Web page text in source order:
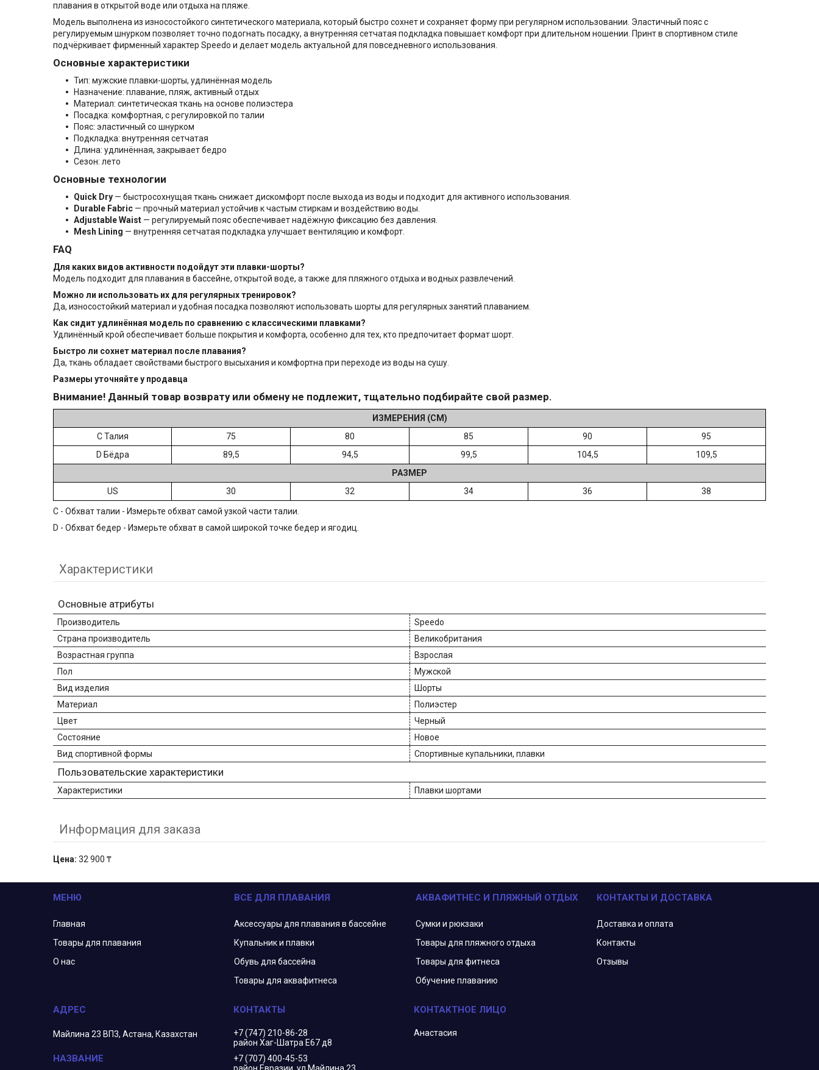
плавания в открытой воде или отдыха на пляже.
Модель выполнена из износостойкого синтетического материала, который быстро сохнет и сохраняет форму при регулярном использовании. Эластичный пояс с
регулируемым шнурком позволяет точно подогнать посадку, а внутренняя сетчатая подкладка повышает комфорт при длительном ношении. Принт в спортивном стиле
подчёркивает фирменный характер Speedo и делает модель актуальной для повседневного использования.
Основные характеристики
Тип: мужские плавки-шорты, удлинённая модель
Назначение: плавание, пляж, активный отдых
Материал: синтетическая ткань на основе полиэстера
Посадка: комфортная, с регулировкой по талии
Пояс: эластичный со шнурком
Подкладка: внутренняя сетчатая
Длина: удлинённая, закрывает бедро
Сезон: лето
Основные технологии
Quick Dry — быстросохнущая ткань снижает дискомфорт после выхода из воды и подходит для активного использования.
Durable Fabric — прочный материал устойчив к частым стиркам и воздействию воды.
Adjustable Waist — регулируемый пояс обеспечивает надёжную фиксацию без давления.
Mesh Lining — внутренняя сетчатая подкладка улучшает вентиляцию и комфорт.
FAQ
Для каких видов активности подойдут эти плавки-шорты?
Модель подходит для плавания в бассейне, открытой воде, а также для пляжного отдыха и водных развлечений.
Можно ли использовать их для регулярных тренировок?
Да, износостойкий материал и удобная посадка позволяют использовать шорты для регулярных занятий плаванием.
Как сидит удлинённая модель по сравнению с классическими плавками?
Удлинённый крой обеспечивает больше покрытия и комфорта, особенно для тех, кто предпочитает формат шорт.
Быстро ли сохнет материал после плавания?
Да, ткань обладает свойствами быстрого высыхания и комфортна при переходе из воды на сушу.
Размеры уточняйте у продавца
Внимание! Данный товар возврату или обмену не подлежит, тщательно подбирайте свой размер.
ИЗМЕРЕНИЯ (СМ)
C Талия
75 80 85 90
95
D Бёдра
89,5 94,5 99,5 104,5
109,5
РАЗМЕР
US
30 32 34 36 38
C - Обхват талии - Измерьте обхват самой узкой части талии.
D - Обхват бедер - Измерьте обхват в самой широкой точке бедер и ягодиц.
Характеристики
Основные атрибуты
Производитель
Speedo
Страна производитель
Великобритания
Возрастная группа
Взрослая
Пол
Мужской
Вид изделия
Шорты
Материал
Полиэстер
Цвет
Черный
Состояние
Новое
Вид спортивной формы
Спортивные купальники, плавки
Пользовательские характеристики
Характеристики Плавки шортами
Информация для заказа
Цена: 32 900 ₸
МЕНЮ
Главная
Товары для плавания
О нас
ВСЕ ДЛЯ ПЛАВАНИЯ
Аксессуары для плавания в бассейне
Купальник и плавки
Обувь для бассейна
Товары для аквафитнеса
АКВАФИТНЕС И ПЛЯЖНЫЙ ОТДЫХ
Сумки и рюкзаки
Товары для пляжного отдыха
Товары для фитнеса
Обучение плаванию
КОНТАКТЫ И ДОСТАВКА
Доставка и оплата
Контакты
Отзывы
Майлина 23 ВП3, Астана, Казахстан
+7 (747) 210-86-28
район Хаг-Шатра Е67 д8
+7 (707) 400-45-53
Анастасия